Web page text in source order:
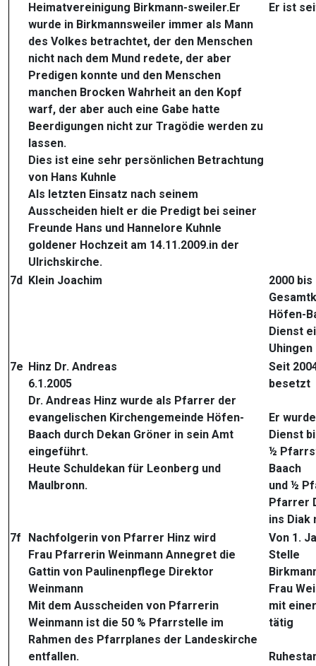
Heimatvereinigung Birkmann-sweiler.Er
wurde in Birkmannsweiler immer als Mann
des Volkes betrachtet, der den Menschen
nicht nach dem Mund redete, der aber
Predigen konnte und den Menschen
manchen Brocken Wahrheit an den Kopf
warf, der aber auch eine Gabe hatte
Beerdigungen nicht zur Tragödie werden zu
lassen.
Dies ist eine sehr persönlichen Betrachtung
von Hans Kuhnle
Als letzten Einsatz nach seinem
Ausscheiden hielt er die Predigt bei seiner
Freunde Hans und Hannelore Kuhnle
goldener Hochzeit am 14.11.2009.in der
Ulrichskirche.
Er ist
7d Klein Joachim
2000
Höfen-
Dienst
Uhingen
7e Hinz Dr. Andreas
6.1.2005
Dr. Andreas Hinz wurde als Pfarrer der
evangelischen Kirchengemeinde Höfen-
Baach durch Dekan Gröner in sein Amt
eingeführt.
Heute Schuldekan für Leonberg und
Maulbronn.
Seit
besetzt
Er
Dienst
½
Baach
und ½
Pfarrer
ins Diak
7f
Nachfolgerin von Pfarrer Hinz wird
Frau Pfarrerin Weinmann Annegret die
Gattin von Paulinenpflege Direktor
Weinmann
Mit dem Ausscheiden von Pfarrerin
Weinmann ist die 50 % Pfarrstelle im
Rahmen des Pfarrplanes der Landeskirche
entfallen.
Von 1.
Stelle
Frau
mit
tätig